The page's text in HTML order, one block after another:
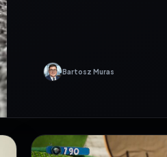
Bartosz Muras